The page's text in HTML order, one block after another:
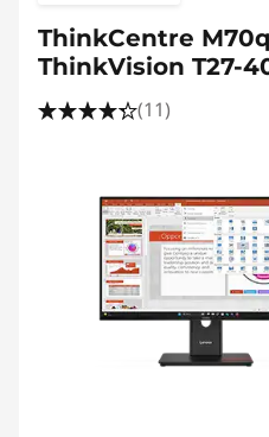
ThinkCentre M70q
ThinkVision T27-
(11)